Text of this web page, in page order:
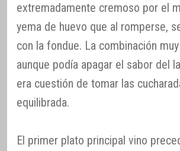
extremadamente cremoso por el
yema de huevo que al romperse,
con la fondue. La combinación
aunque podía apagar el sabor del
era cuestión de tomar las
equilibrada.
El primer plato principal vino